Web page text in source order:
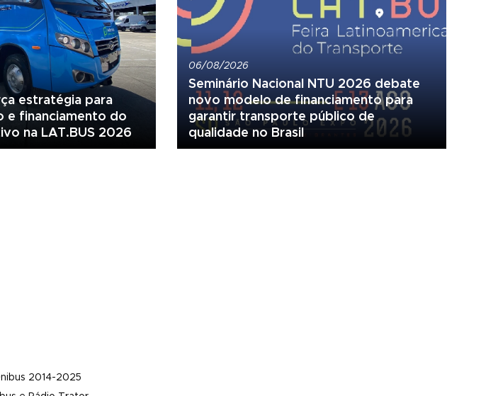
estratégia para
e financiamento do
na LAT.BUS 2026
06/08/2026
Seminário Nacional NTU 2026 debate
novo modelo de financiamento para
garantir transporte público de
qualidade no Brasil
2014-2025